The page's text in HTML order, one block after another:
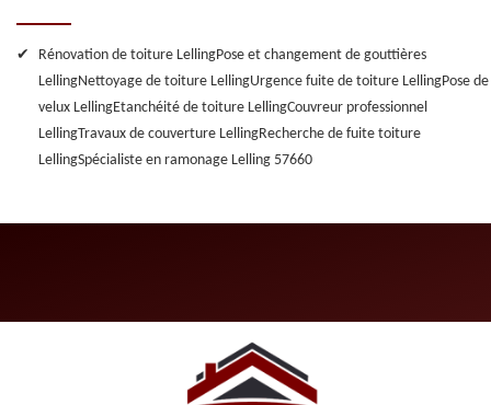
Rénovation de toiture LellingPose et changement de gouttières
LellingNettoyage de toiture LellingUrgence fuite de toiture LellingPose de
velux LellingEtanchéité de toiture LellingCouvreur professionnel
LellingTravaux de couverture LellingRecherche de fuite toiture
LellingSpécialiste en ramonage Lelling 57660